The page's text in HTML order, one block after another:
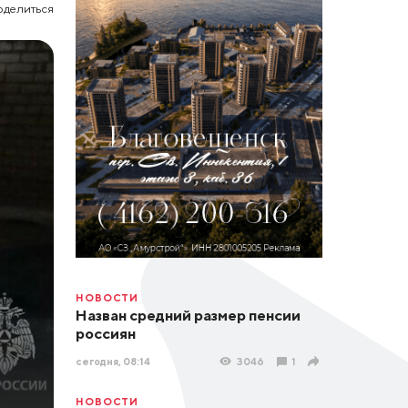
НОВОСТИ
Назван средний размер пенсии
россиян
сегодня, 08:14 3046 1
НОВОСТИ